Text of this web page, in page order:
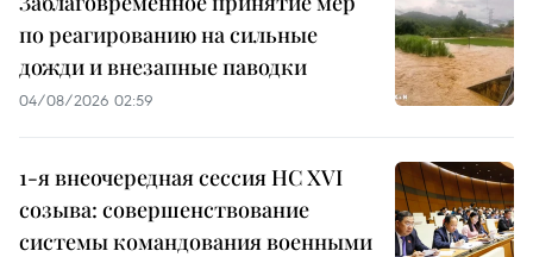
по реагированию на сильные
дожди и внезапные паводки
04/08/2026 02:59
1-я внеочередная сессия НС XVI
созыва: совершенствование
системы командования военными